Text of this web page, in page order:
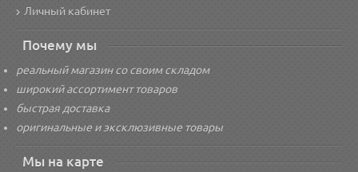
Личный кабинет
Почему мы
реальный магазин со своим складом
широкий ассортимент товаров
быстрая доставка
оригинальные и эксклюзивные товары
Мы на карте